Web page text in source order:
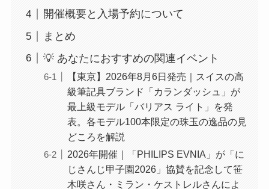
開催概要と入場予約について
まとめ
💡 あなたにおすすめの関連イベント
【東京】2026年8月6日発売｜スイスの高
級筆記具ブランド「カランダッシュ」が
最上級モデル「バリアス ライト」を発
表。各モデル100本限定の珠玉の逸品の見
どころを解説
2026年開催｜「PHILIPS EVNIA」が「に
じさんじ甲子園2026」協賛を記念して笹
木咲さん・ミラン・ケストレルさんによ